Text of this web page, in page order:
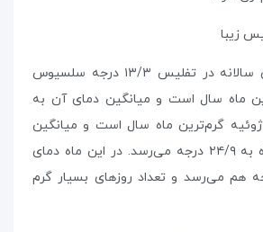
میانگین دمای هوای سالانه در تفلیس ۱۳/۳ درجه‌ سلسیوس
ماه سال است و میانگین دمای آن به
ژوئیه گرم‌ترین ماه سال است و میانگین
دمای هوا در این ماه به ۲۴/۹ درجه می‌رسد. در این ماه دمای
روز تا ۳۲ درجه هم می‌رسد و تعداد روزهای بسیار گرم